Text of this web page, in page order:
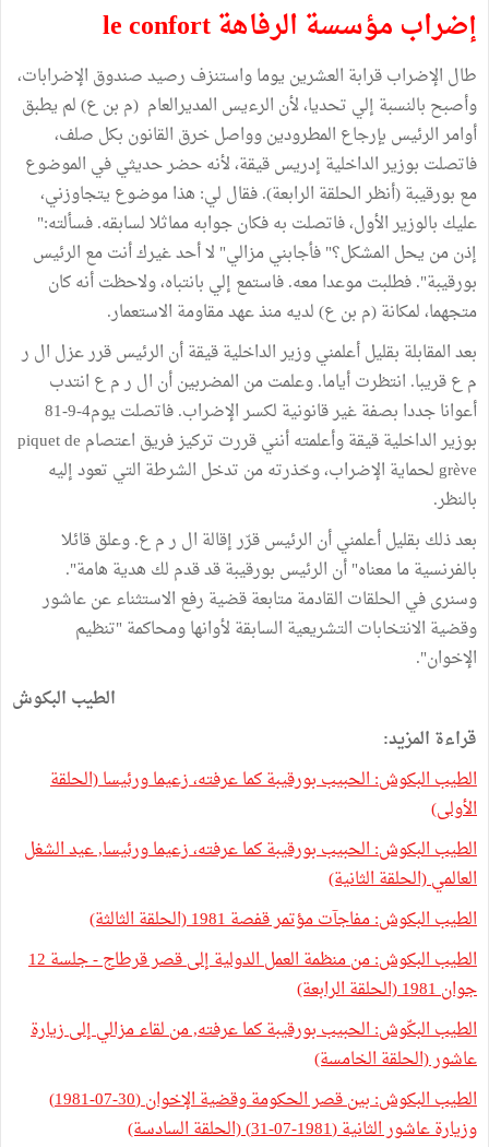
إضراب مؤسسة الرفاهة le confort
طال الإضراب قرابة العشرين يوما واستنزف رصيد صندوق الإضرابات،
وأصبح بالنسبة إلي تحديا، لأن الرءيس المديرالعام (م بن ع) لم يطبق
أوامر الرئيس بإرجاع المطرودين وواصل خرق القانون بكل صلف،
فاتصلت بوزير الداخلية إدريس قيقة، لأنه حضر حديثي في الموضوع
مع بورقيبة (أنظر الحلقة الرابعة). فقال لي: هذا موضوع يتجاوزني،
عليك بالوزير الأول، فاتصلت به فكان جوابه مماثلا لسابقه. فسألته:"
إذن من يحل المشكل؟" فأجابني مزالي" لا أحد غيرك أنت مع الرئيس
بورقيبة". فطلبت موعدا معه. فاستمع إلي بانتباه، ولاحظت أنه كان
متجهما، لمكانة (م بن ع) لديه منذ عهد مقاومة الاستعمار.
بعد المقابلة بقليل أعلمني وزير الداخلية قيقة أن الرئيس قرر عزل ال ر
م ع قريبا. انتظرت أياما. وعلمت من المضربين أن ال ر م ع انتدب
أعوانا جددا بصفة غير قانونية لكسر الإضراب. فاتصلت يوم4-9-81
بوزير الداخلية قيقة وأعلمته أنني قررت تركيز فريق اعتصام piquet de
grève لحماية الإضراب، وحّذرته من تدخل الشرطة التي تعود إليه
بالنظر.
بعد ذلك بقليل أعلمني أن الرئيس قرّر إقالة ال ر م ع. وعلق قائلا
بالفرنسية ما معناه" أن الرئيس بورقيبة قد قدم لك هدية هامة".
وسنرى في الحلقات القادمة متابعة قضية رفع الاستثناء عن عاشور
وقضية الانتخابات التشريعية السابقة لأوانها ومحاكمة "تنظيم
الإخوان".
الطيب البكوش
قراءة المزيد:
الطيب البكوش: الحبيب بورقيبة كما عرفته، زعيما ورئيسا (الحلقة
الأولى)
الطيب البكوش: الحبيب بورقيبة كما عرفته، زعيما ورئيسا, عيد الشغل
العالمي (الحلقة الثانية)
الطيب البكوش: مفاجآت مؤتمر قفصة 1981 (الحلقة الثالثة)
الطيب البكوش: من منظمة العمل الدولية إلى قصر قرطاج - جلسة 12
جوان 1981 (الحلقة الرابعة)
الطيب البكّوش: الحبيب بورقيبة كما عرفته, من لقاء مزالي إلى زيارة
عاشور (الحلقة الخامسة)
الطيب البكوش: بين قصر الحكومة وقضية الإخوان (30-07-1981)
وزيارة عاشور الثانية (1981-07-31) (الحلقة السادسة)